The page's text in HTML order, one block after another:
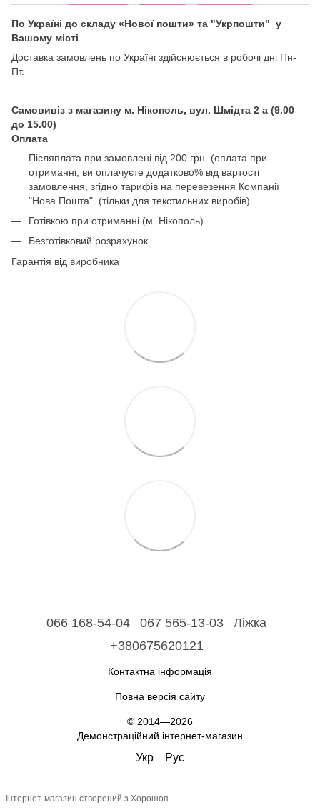
По Україні до складу «Нової пошти» та "Укрпошти" у
Вашому місті
Доставка замовлень по Україні здійснюється в робочі дні Пн-
Пт.
Самовивіз з магазину м. Нікополь, вул. Шмідта 2 а (9.00
до 15.00)
Оплата
Післяплата при замовлені від 200 грн. (оплата при
отриманні, ви оплачуєте додатково% від вартості
замовлення, згідно тарифів на перевезення Компанії
"Нова Пошта" (тільки для текстильних виробів).
Готівкою при отриманні (м. Нікополь).
Безготівковий розрахунок
Гарантія від виробника
066 168-54-04 067 565-13-03
Ліжка
+380675620121
Контактна інформація
Повна версія сайту
© 2014—2026
Демонстраційний інтернет-магазин
Укр Рус
Інтернет-магазин створений з Хорошоп